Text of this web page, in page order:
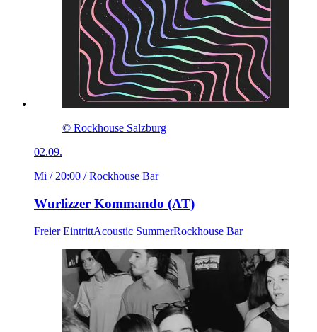
© Rockhouse Salzburg
02.09.
Mi / 20:00 / Rockhouse Bar
Wurlizzer Kommando (AT)
Freier EintrittAcoustic SummerRockhouse Bar